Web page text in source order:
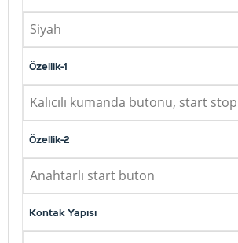
Siyah
Özellik-1
Kalıcılı kumanda butonu, start
Özellik-2
Anahtarlı start buton
Kontak Yapısı